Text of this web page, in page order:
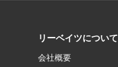
リーベイツについて
会社概要